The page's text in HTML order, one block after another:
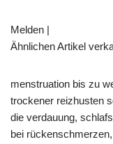
Melden |
Ähnlichen Artikel
menstruation bis zu
trockener reizhusten
die verdauung,
bei